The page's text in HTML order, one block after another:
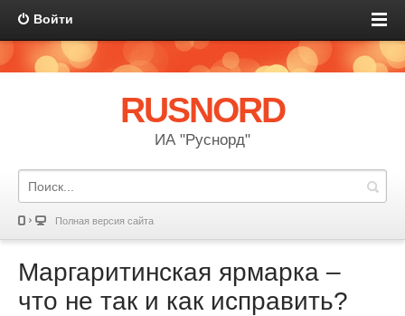
Войти
RUSNORD
ИА "Руснорд"
Полная версия сайта
Маргаритинская ярмарка –
что не так и как исправить?